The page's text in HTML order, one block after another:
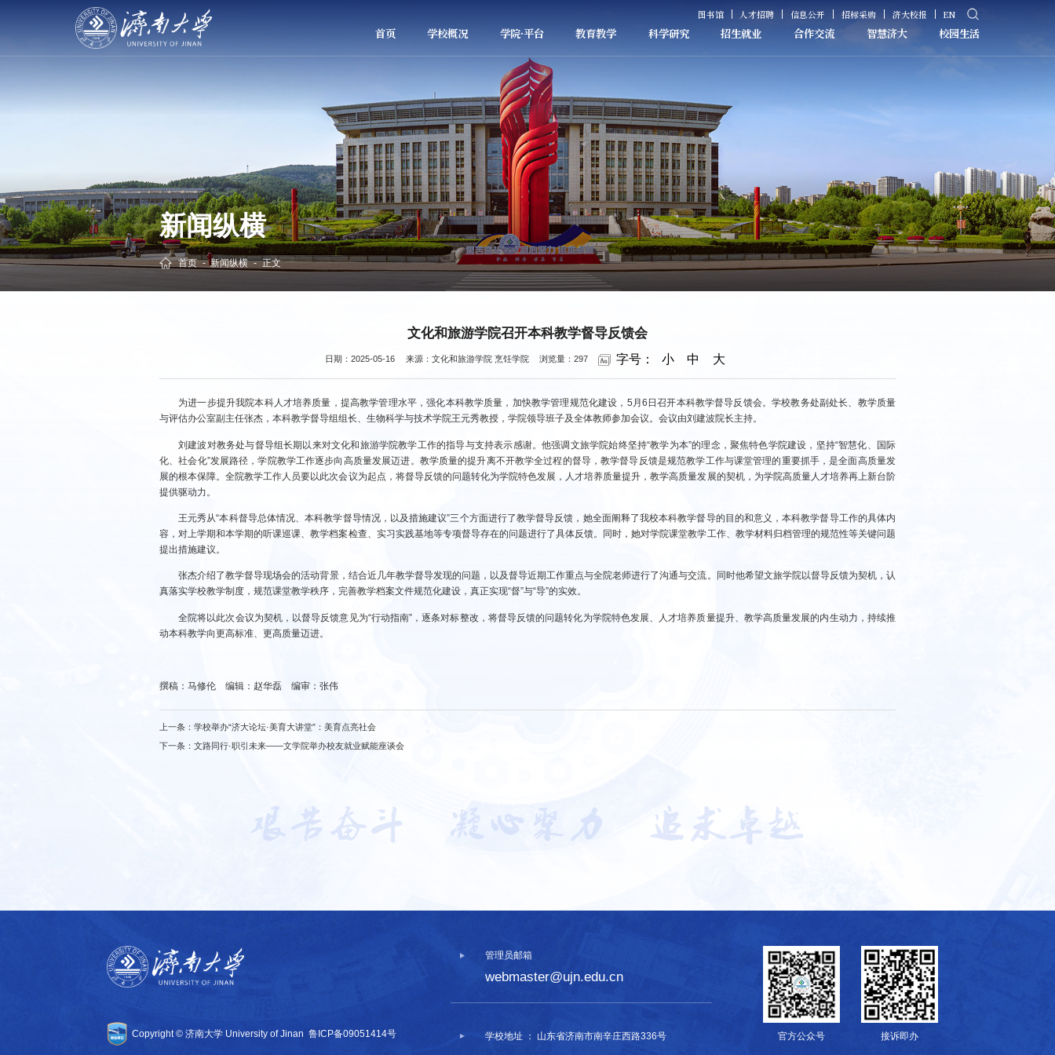
图书馆 人才招聘 信息公开 招标采购 济大校报 EN
首页 学校概况 学院·平台 教育教学 科学研究 招生就业 合作交流 智慧济大 校园生活
新闻纵横
首页 - 新闻纵横 - 正文
文化和旅游学院召开本科教学督导反馈会
日期：2025-05-16 来源：文化和旅游学院 烹饪学院 浏览量：297 字号： 小 中 大
为进一步提升我院本科人才培养质量，提高教学管理水平，强化本科教学质量，加快教学管理规范化建设，5月6日召开本科教学督导反馈会。学校教务处副处长、教学质量
与评估办公室副主任张杰，本科教学督导组组长、生物科学与技术学院王元秀教授，学院领导班子及全体教师参加会议。会议由刘建波院长主持。
刘建波对教务处与督导组长期以来对文化和旅游学院教学工作的指导与支持表示感谢。他强调文旅学院始终坚持“教学为本”的理念，聚焦特色学院建设，坚持“智慧化、国际
化、社会化”发展路径，学院教学工作逐步向高质量发展迈进。教学质量的提升离不开教学全过程的督导，教学督导反馈是规范教学工作与课堂管理的重要抓手，是全面高质量发
展的根本保障。全院教学工作人员要以此次会议为起点，将督导反馈的问题转化为学院特色发展，人才培养质量提升，教学高质量发展的契机，为学院高质量人才培养再上新台阶
提供驱动力。
王元秀从“本科督导总体情况、本科教学督导情况，以及措施建议”三个方面进行了教学督导反馈，她全面阐释了我校本科教学督导的目的和意义，本科教学督导工作的具体内
容，对上学期和本学期的听课巡课、教学档案检查、实习实践基地等专项督导存在的问题进行了具体反馈。同时，她对学院课堂教学工作、教学材料归档管理的规范性等关键问题
提出措施建议。
张杰介绍了教学督导现场会的活动背景，结合近几年教学督导发现的问题，以及督导近期工作重点与全院老师进行了沟通与交流。同时他希望文旅学院以督导反馈为契机，认
真落实学校教学制度，规范课堂教学秩序，完善教学档案文件规范化建设，真正实现“督”与“导”的实效。
全院将以此次会议为契机，以督导反馈意见为“行动指南”，逐条对标整改，将督导反馈的问题转化为学院特色发展、人才培养质量提升、教学高质量发展的内生动力，持续推
动本科教学向更高标准、更高质量迈进。
撰稿：马修伦 编辑：赵华磊 编审：张伟
上一条： 学校举办“济大论坛·美育大讲堂”：美育点亮社会
下一条： 文路同行·职引未来——文学院举办校友就业赋能座谈会
管理员邮箱
webmaster@ujn.edu.cn
学校地址 ： 山东省济南市南辛庄西路336号 官方公众号 接诉即办
Copyright © 济南大学 University of Jinan 鲁ICP备09051414号